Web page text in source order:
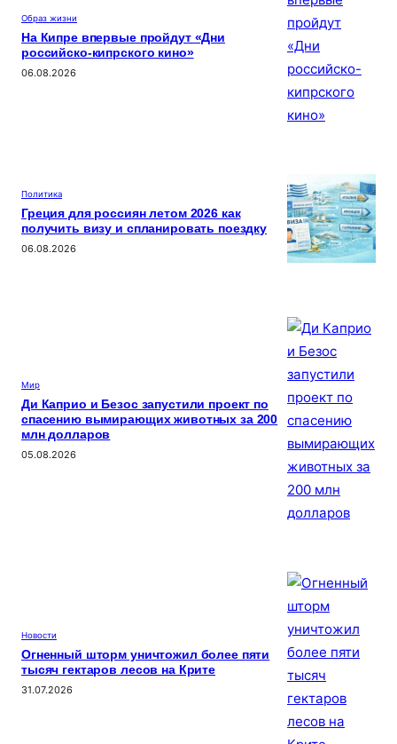
Образ жизни
На Кипре впервые пройдут «Дни
российско-кипрского кино»
06.08.2026
Политика
Греция для россиян летом 2026 как
получить визу и спланировать поездку
06.08.2026
Мир
Ди Каприо и Безос запустили проект по
спасению вымирающих животных за 200
млн долларов
05.08.2026
Новости
Огненный шторм уничтожил более пяти
тысяч гектаров лесов на Крите
31.07.2026